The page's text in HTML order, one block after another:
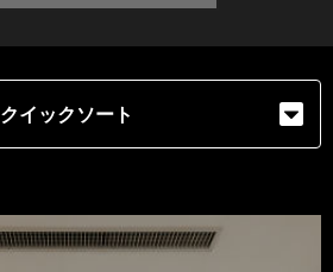
クイックソート